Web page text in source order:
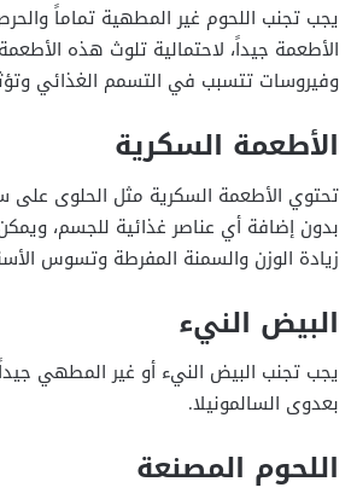
يجب تجنب اللحوم غير المطهية تماماً
الأطعمة جيداً، لاحتمالية تلوث هذه
وفيروسات تتسبب في التسمم الغذائي
الأطعمة السكرية
تحتوي الأطعمة السكرية مثل الحلوى على
بدون إضافة أي عناصر غذائية للجسم،
زيادة الوزن والسمنة المفرطة وتسوس
البيض النيء
يجب تجنب البيض النيء أو غير المطهي
بعدوى السالمونيلا.
اللحوم المصنعة